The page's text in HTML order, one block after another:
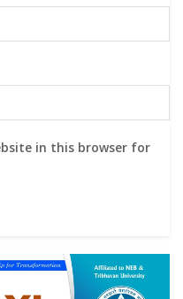
in this browser for